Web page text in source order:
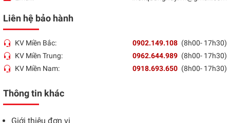
Liên hệ bảo hành
KV Miền Bắc: 0902.149.108 (8h00- 17h30)
KV Miền Trung:
0962.644.989 (8h00- 17h30)
KV Miền Nam:
0918.693.650 (8h00- 17h30)
Thông tin khác
Giới thiệu đơn vị